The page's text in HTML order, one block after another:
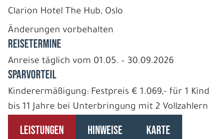
Clarion Hotel The Hub, Oslo
Änderungen vorbehalten
REISETERMINE
Anreise täglich vom 01.05. – 30.09.2026
SPARVORTEIL
Kinderermäßigung: Festpreis € 1.069,- für 1 Kind
bis 11 Jahre bei Unterbringung mit 2 Vollzahlern
LEISTUNGEN HINWEISE KARTE